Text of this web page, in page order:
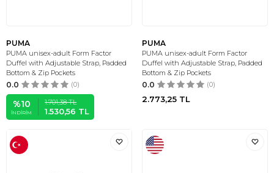
PUMA
PUMA unisex-adult Form Factor
Duffel with Adjustable Strap, Padded
Bottom & Zip Pockets
0.0 (0)
%10
İNDIRIM
1.701,38TL
1.530,56 TL
PUMA
PUMA unisex-adult Form Factor
Duffel with Adjustable Strap, Padded
Bottom & Zip Pockets
0.0 (0)
2.773,25 TL